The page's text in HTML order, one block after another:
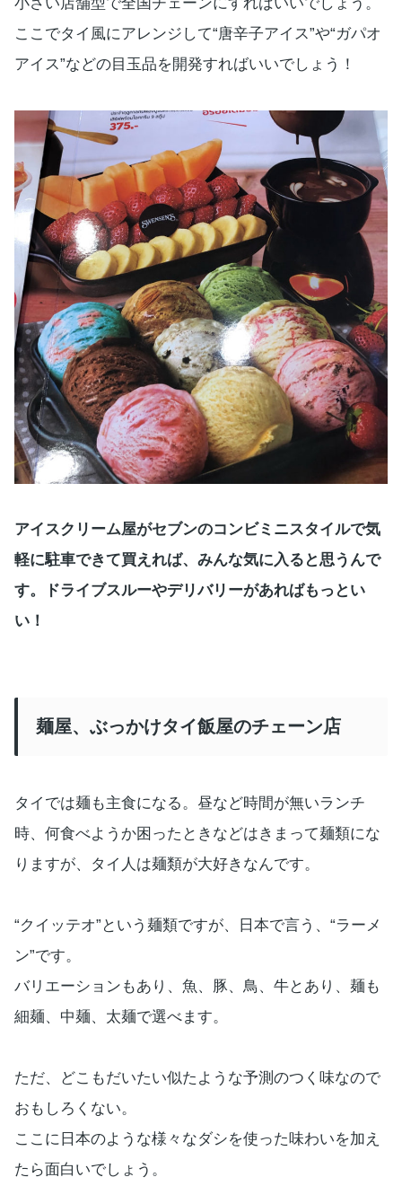
小さい店舗型で全国チェーンにすればいいでしょう。
ここでタイ風にアレンジして“唐辛子アイス”や“ガパオ
アイス”などの目玉品を開発すればいいでしょう！
アイスクリーム屋がセブンのコンビミニスタイルで気
軽に駐車できて買えれば、みんな気に入ると思うんで
す。ドライブスルーやデリバリーがあればもっとい
い！
麺屋、ぶっかけタイ飯屋のチェーン店
タイでは麺も主食になる。昼など時間が無いランチ
時、何食べようか困ったときなどはきまって麺類にな
りますが、タイ人は麺類が大好きなんです。
“クイッテオ”という麺類ですが、日本で言う、“ラーメ
ン”です。
バリエーションもあり、魚、豚、鳥、牛とあり、麺も
細麺、中麺、太麺で選べます。
ただ、どこもだいたい似たような予測のつく味なので
おもしろくない。
ここに日本のような様々なダシを使った味わいを加え
たら面白いでしょう。